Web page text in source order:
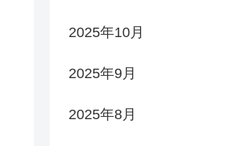
2025年10月
2025年9月
2025年8月